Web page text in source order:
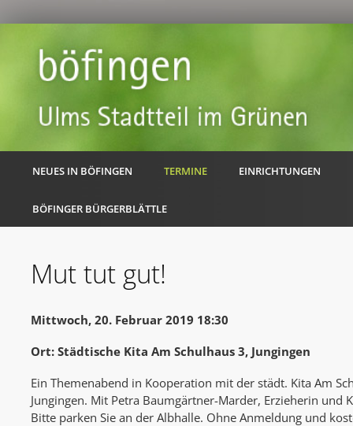
NEUES IN BÖFINGEN TERMINE EINRICHTUNGEN
BÖFINGER BÜRGERBLÄTTLE
Mut tut gut!
Mittwoch, 20. Februar 2019 18:30
Ort: Städtische Kita Am Schulhaus 3, Jungingen
Ein Themenabend in Kooperation mit der städt. Kita Am
Jungingen. Mit Petra Baumgärtner-Marder, Erzieherin und
Bitte parken Sie an der Albhalle. Ohne Anmeldung und